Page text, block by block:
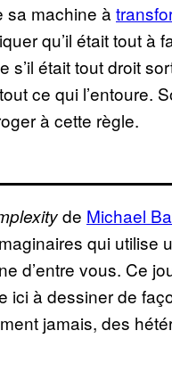
sa machine à
qu’il était tout à
s’il était tout droit
ce qui l’entoure.
à cette règle.
de Michael
qui utilise
d’entre vous. Ce
ici à dessiner de
jamais, des